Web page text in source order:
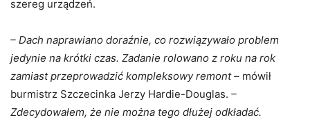
szereg urządzeń.
– Dach naprawiano doraźnie, co rozwiązywało problem
jedynie na krótki czas. Zadanie rolowano z roku na rok
zamiast przeprowadzić kompleksowy remont – mówił
burmistrz Szczecinka Jerzy Hardie-Douglas. –
Zdecydowałem, że nie można tego dłużej odkładać.